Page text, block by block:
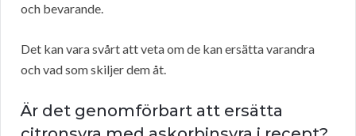
och bevarande.
Det kan vara svårt att veta om de kan ersätta varandra
och vad som skiljer dem åt.
Är det genomförbart att ersätta